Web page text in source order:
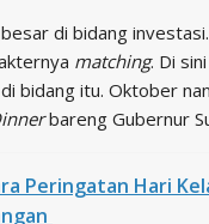
di bidang
matching. Di
bidang itu. Oktober
bareng Gubernur
Peringatan Hari